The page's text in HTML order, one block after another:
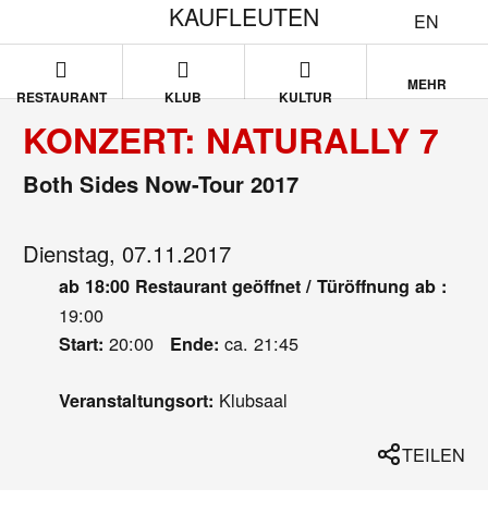
EN
KAUFLEUTEN
RESTAURANT KLUB KULTUR
MEHR
KONZERT: NATURALLY 7
Both Sides Now-Tour 2017
Dienstag, 07.11.2017
ab 18:00 Restaurant geöffnet / Türöffnung ab :
19:00
Start: 20:00 Ende: ca. 21:45
Veranstaltungsort: Klubsaal
TEILEN